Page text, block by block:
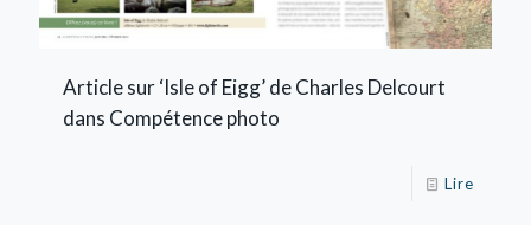
Article sur ‘Isle of Eigg’ de Charles Delcourt
dans Compétence photo
Lire